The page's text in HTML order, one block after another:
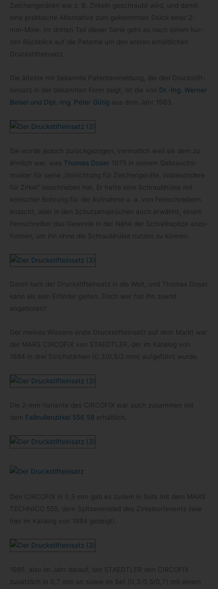
Zei­chen­ge­rä­ten wie z. B. Zir­keln geschraubt wird, und damit
eine prak­ti­sche Alter­na­tive zum geklemm­ten Stück einer 2-​
mm-​Mine. Im drit­ten Teil die­ser Serie geht es nach einem kur­
zen Rück­blick auf die Patente um den ers­ten erhält­li­chen
Druckstifteinsatz.
Die älteste mir bekannte Patent­an­mel­dung, die den Druck­stift­
ein­satz in der bekann­ten Form zeigt, ist die von Dr.-Ing. Wer­ner
Bei­sel und Dipl.-Ing. Peter Gütig aus dem Jahr 1983.
Sie wurde jedoch zurück­ge­zo­gen, ver­mut­lich weil sie dem zu
ähn­lich war, was Tho­mas Doser 1975 in sei­nem Gebrauchs­
mus­ter für seine „Vor­rich­tung für Zei­chen­ge­räte, ins­be­son­dere
für Zir­kel“ beschrie­ben hat. Er hatte eine Schraub­hülse mit
koni­scher Boh­rung für die Auf­nahme u. a. von Fein­schrei­bern
erdacht, aber in den Schutz­an­sprü­chen auch erwähnt, einem
Fein­schrei­ber das Gewinde in der Nähe der Schreib­spitze anzu­
for­men, um ihn ohne die Schraub­hülse nut­zen zu können.
Damit kam der Druck­stift­ein­satz in die Welt, und Tho­mas Doser
kann als sein Erfin­der gel­ten. Doch wer hat ihn zuerst
angeboten?
Der mei­nes Wis­sens erste Druck­stift­ein­satz auf dem Markt war
der MARS CIRCOFIX von STAEDTLER, der im Kata­log von
1984 in drei Strich­stär­ken (0,3/0,5/2 mm) auf­ge­führt wurde.
Die 2-​mm-​Variante des CIRCOFIX war auch zusam­men mit
dem Fall­nul­len­zir­kel 556 58 erhältlich.
Den CIRCOFIX in 0,5 mm gab es zudem in Sets mit dem MARS
TECHNICO 555, dem Spit­zen­mo­dell des Zir­kel­sor­ti­ments (wie
hier im Kata­log von 1984 gezeigt).
1985, also im Jahr dar­auf, bot STAEDTLER den CIRCOFIX
zusätz­lich in 0,7 mm an sowie im Set (0,3/0,5/0,7) mit einem